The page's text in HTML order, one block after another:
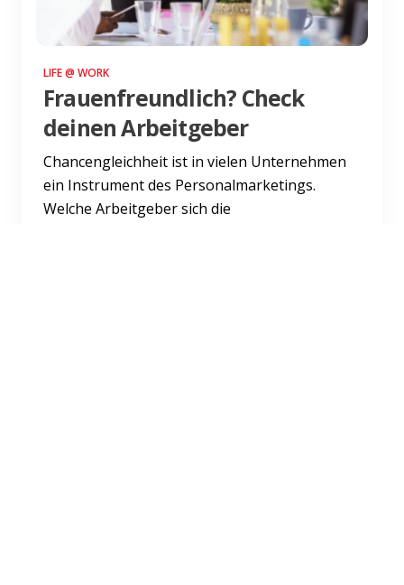
LIFE @ WORK
Frauenfreundlich? Check
deinen Arbeitgeber
Chancengleichheit ist in vielen Unternehmen
ein Instrument des Personalmarketings.
Welche Arbeitgeber sich die